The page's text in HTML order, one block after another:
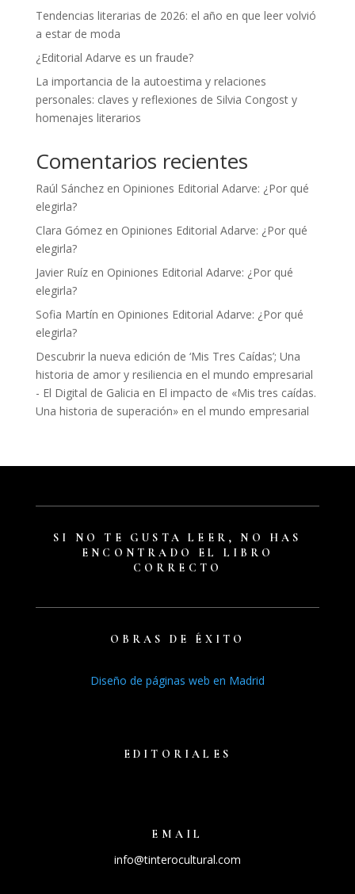
Tendencias literarias de 2026: el año en que leer volvió
a estar de moda
¿Editorial Adarve es un fraude?
La importancia de la autoestima y relaciones
personales: claves y reflexiones de Silvia Congost y
homenajes literarios
Comentarios recientes
Raúl Sánchezen Opiniones Editorial Adarve: ¿Por qué
elegirla?
Clara Gómezen Opiniones Editorial Adarve: ¿Por qué
elegirla?
Javier Ruízen Opiniones Editorial Adarve: ¿Por qué
elegirla?
Sofia Martín en Opiniones Editorial Adarve: ¿Por qué
elegirla?
Descubrir la nueva edición de ‘Mis Tres Caídas’; Una
historia de amor y resiliencia en el mundo empresarial
- El Digital de Galicia en El impacto de «Mis tres caídas.
Una historia de superación» en el mundo empresarial
SI NO TE GUSTA LEER, NO HAS
ENCONTRADO EL LIBRO
CORRECTO
OBRAS DE ÉXITO
Diseño de páginas web en Madrid
EDITORIALES
EMAIL
info@tinterocultural.com